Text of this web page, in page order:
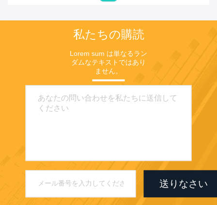
私たちの購読
Lorem sum は単なるラン
ダムなテキストではあり
ません。
送りなさい